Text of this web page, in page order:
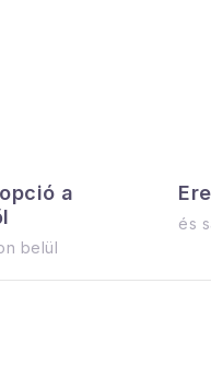
a
belül
és